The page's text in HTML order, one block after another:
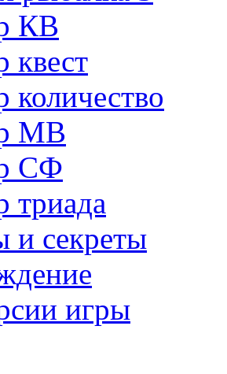
КВ
квест
количество
МВ
СФ
триада
и секреты
игры